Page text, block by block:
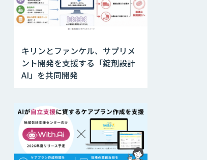
キリンとファンケル、サプリメ
ント開発を支援する「錠剤設計
AI」を共同開発